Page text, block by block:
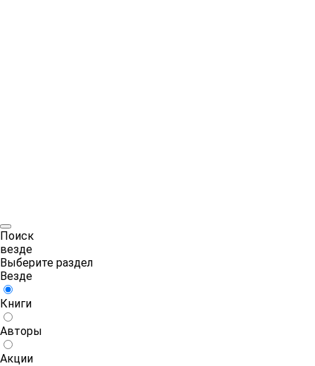
Поиск
везде
Выберите раздел
Везде
Книги
Авторы
Акции